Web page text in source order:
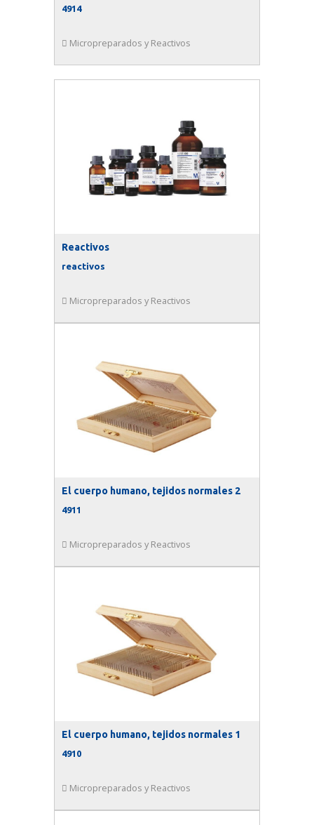
4914
Micropreparados y Reactivos
Reactivos
reactivos
Micropreparados y Reactivos
El cuerpo humano, tejidos normales 2
4911
Micropreparados y Reactivos
El cuerpo humano, tejidos normales 1
4910
Micropreparados y Reactivos